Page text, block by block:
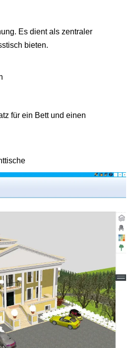
Es dient als zentraler
bieten.
für ein Bett und einen